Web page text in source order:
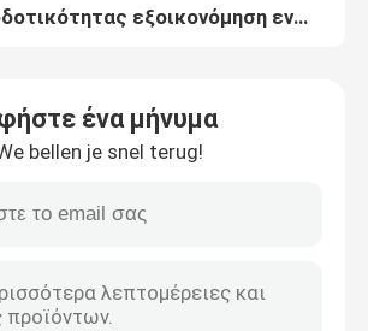
Λαστιχένια μηχανή σχηματοποίησης εγχύσεων σιλικόνης για το σκεύος για την κουζίνα και τη μαγειρική σιλικόνης βαθμού τροφίμων
ένα μήνυμα
bellen je snel terug!